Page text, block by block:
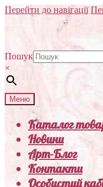
Перейти до навігації
Пошук
×
Меню
Каталог
Новини
Арт-Блог
Контакти
Особистий